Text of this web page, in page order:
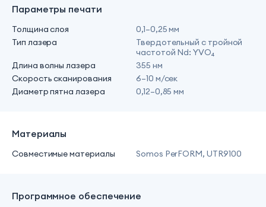
Параметры печати
Толщина слоя
0,1–0,25 мм
Тип лазера
Твердотельный с тройной
частотой Nd: YVO₄
Длина волны лазера
355 нм
Скорость сканирования
6–10 м/сек
Диаметр пятна лазера
0,12–0,85 мм
Материалы
Совместимые материалы Somos PerFORM, UTR9100
Программное обеспечение